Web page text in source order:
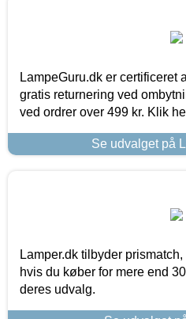
LampeGuru.dk er certificeret
gratis returnering ved
ved ordrer over 499 kr. Klik
Se udvalget på
Lamper.dk tilbyder
hvis du køber for mere end
deres udvalg.